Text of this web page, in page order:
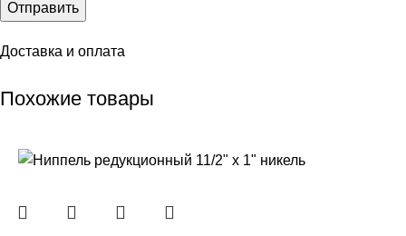
Доставка и оплата
Похожие товары